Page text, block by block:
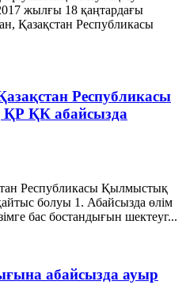
жылғы 18 қаңтардағы
Қазақстан Республикасы
Республикасы
ҚР ҚК абайсызда
Республикасы Қылмыстық
болуы 1. Абайсызда өлім
бас бостандығын шектеуг...
абайсызда ауыр